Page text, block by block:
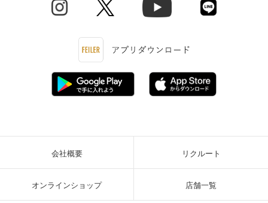
会社概要 リクルート
オンラインショップ 店舗一覧